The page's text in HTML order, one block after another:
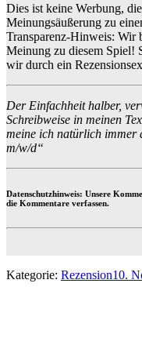
Dies ist keine Werbung,
Meinungsäußerung zu
Transparenz-Hinweis: Wir
Meinung zu diesem Spiel!
wir durch ein
Der Einfachheit halber,
Schreibweise in meinen
meine ich natürlich immer
m/w/d“
Datenschutzhinweis: Unsere
die Kommentare verfassen.
Kategorie: Rezension10.